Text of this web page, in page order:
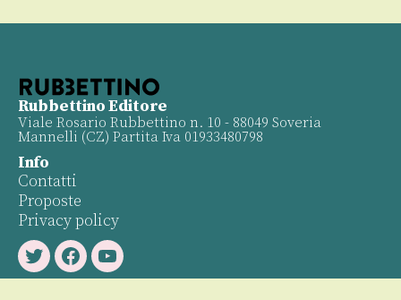
Rubbettino Editore
Viale Rosario Rubbettino n. 10 - 88049 Soveria
Mannelli (CZ) Partita Iva 01933480798
Info
Contatti
Proposte
Privacy policy
TwitterFacebookYoutube